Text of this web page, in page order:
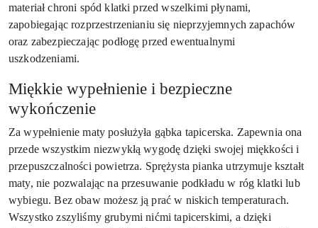
materiał chroni spód klatki przed wszelkimi płynami,
zapobiegając rozprzestrzenianiu się nieprzyjemnych zapachów
oraz zabezpieczając podłogę przed ewentualnymi
uszkodzeniami.
Miękkie wypełnienie i bezpieczne
wykończenie
Za wypełnienie maty posłużyła gąbka tapicerska. Zapewnia ona
przede wszystkim niezwykłą wygodę dzięki swojej miękkości i
przepuszczalności powietrza. Sprężysta pianka utrzymuje kształt
maty, nie pozwalając na przesuwanie podkładu w róg klatki lub
wybiegu. Bez obaw możesz ją prać w niskich temperaturach.
Wszystko zszyliśmy grubymi nićmi tapicerskimi, a dzięki